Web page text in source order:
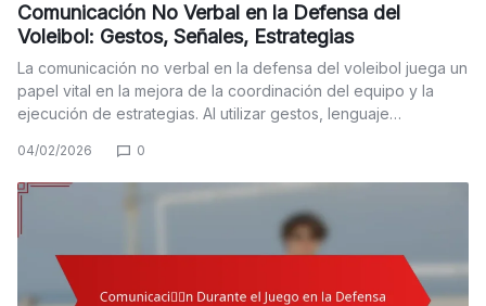
Comunicación No Verbal en la Defensa del
Voleibol: Gestos, Señales, Estrategias
La comunicación no verbal en la defensa del voleibol juega un
papel vital en la mejora de la coordinación del equipo y la
ejecución de estrategias. Al utilizar gestos, lenguaje…
04/02/2026 0